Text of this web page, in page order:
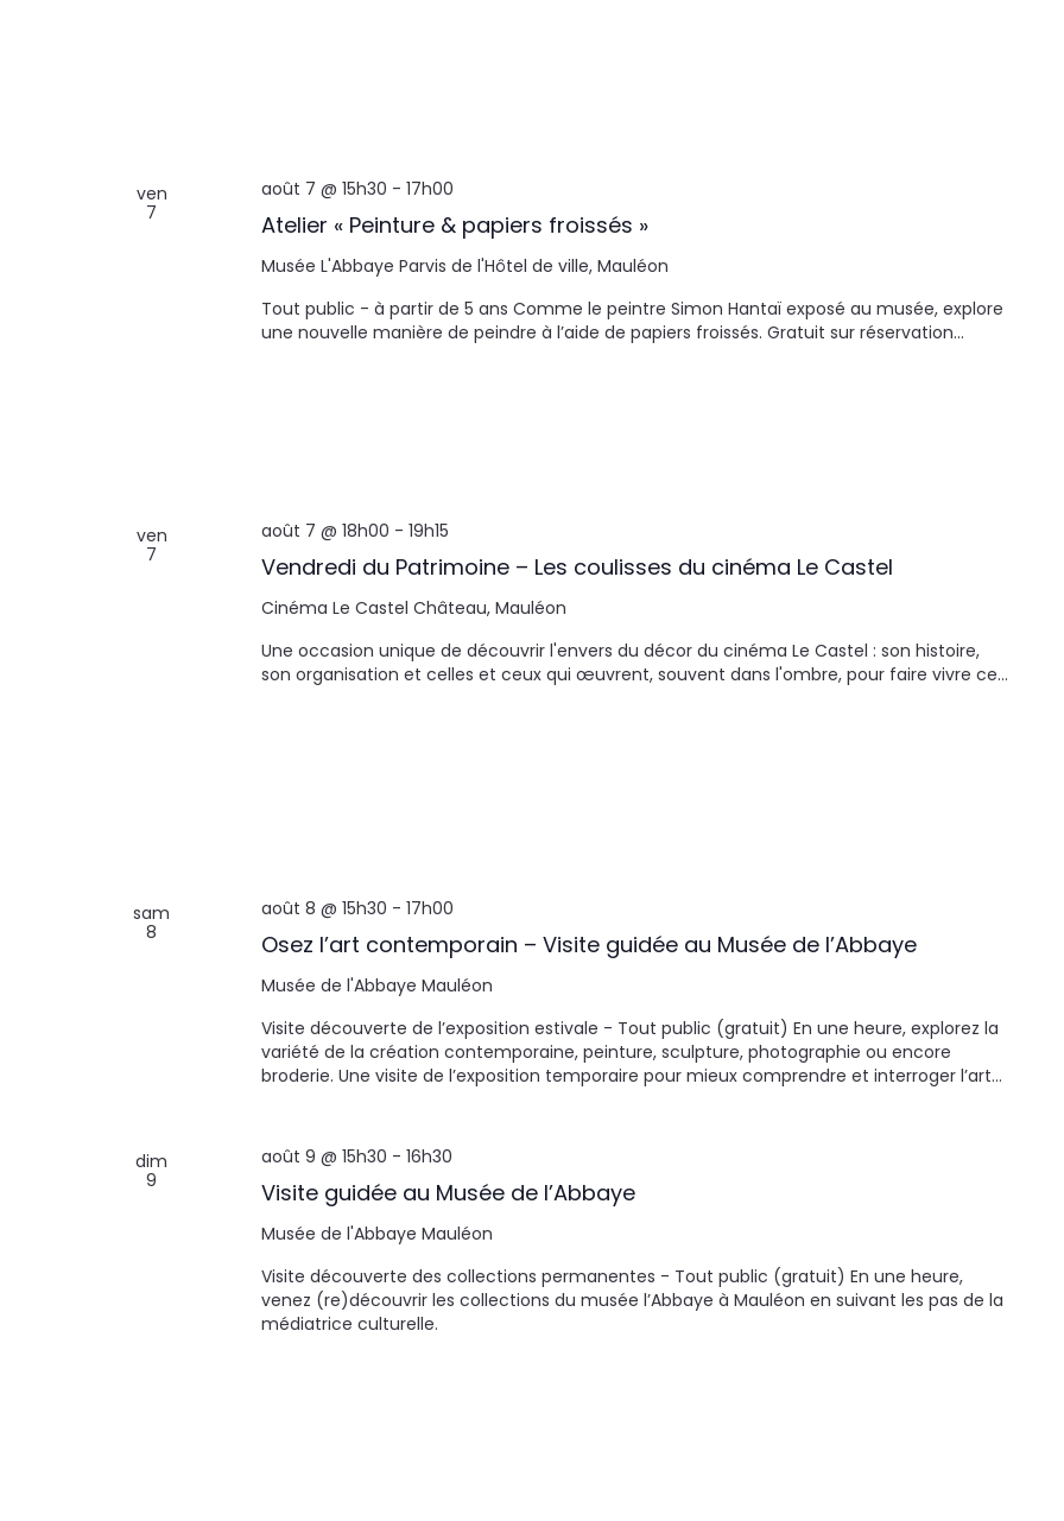
ven
7
Atelier « Peinture & papiers froissés »
août 7 @ 15h30 - 17h00
Musée L'Abbaye Parvis de l'Hôtel de ville, Mauléon
Tout public - à partir de 5 ans Comme le peintre Simon Hantaï exposé au musée, explore
une nouvelle manière de peindre à l’aide de papiers froissés. Gratuit sur réservation…
ven
7
Vendredi du Patrimoine – Les coulisses du cinéma Le Castel
août 7 @ 18h00 - 19h15
Cinéma Le Castel Château, Mauléon
Une occasion unique de découvrir l'envers du décor du cinéma Le Castel : son histoire,
son organisation et celles et ceux qui œuvrent, souvent dans l'ombre, pour faire vivre ce…
sam
8
Osez l’art contemporain – Visite guidée au Musée de l’Abbaye
août 8 @ 15h30 - 17h00
Musée de l'Abbaye Mauléon
Visite découverte de l’exposition estivale - Tout public (gratuit) En une heure, explorez la
variété de la création contemporaine, peinture, sculpture, photographie ou encore
broderie. Une visite de l’exposition temporaire pour mieux comprendre et interroger l’art…
dim
9
Visite guidée au Musée de l’Abbaye
août 9 @ 15h30 - 16h30
Musée de l'Abbaye Mauléon
Visite découverte des collections permanentes - Tout public (gratuit) En une heure,
venez (re)découvrir les collections du musée l’Abbaye à Mauléon en suivant les pas de la
médiatrice culturelle.